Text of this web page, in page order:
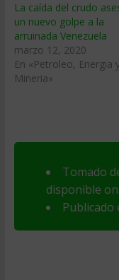
La caída del crudo
un nuevo golpe a la
arruinada Venezuela
marzo 12, 2020
En «Petroleo, Energia
Mineria»
Tomado
disponible
Publicado